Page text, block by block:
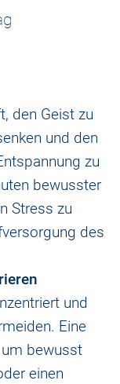
den Geist zu
und den
zu
bewusster
Stress zu
des
und
Eine
bewusst
einen